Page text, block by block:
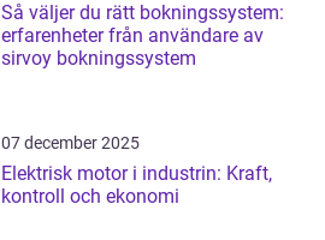
Så väljer du rätt bokningssystem:
erfarenheter från användare av
sirvoy bokningssystem
07 december 2025
Elektrisk motor i industrin: Kraft,
kontroll och ekonomi